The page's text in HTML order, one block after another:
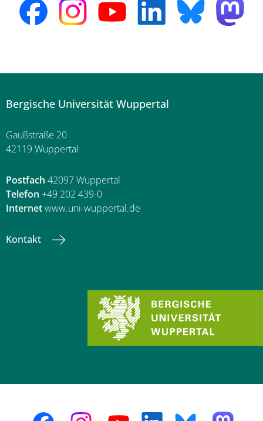
Bergische Universität Wuppertal
Gaußstraße 20
42119 Wuppertal
Postfach 42097 Wuppertal
Telefon +49 202 439-0
Internetwww.uni-wuppertal.de
Kontakt